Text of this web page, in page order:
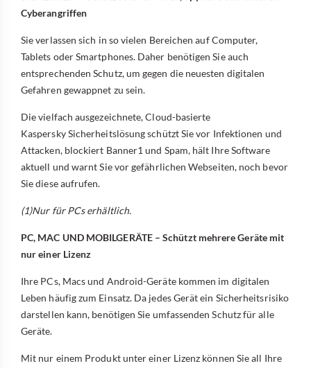
Cyberangriffen
Sie verlassen sich in so vielen Bereichen auf Computer,
Tablets oder Smartphones. Daher benötigen Sie auch
entsprechenden Schutz, um gegen die neuesten digitalen
Gefahren gewappnet zu sein.
Die vielfach ausgezeichnete, Cloud-basierte
Kaspersky Sicherheitslösung schützt Sie vor Infektionen und
Attacken, blockiert Banner1 und Spam, hält Ihre Software
aktuell und warnt Sie vor gefährlichen Webseiten, noch bevor
Sie diese aufrufen.
(1)Nur für PCs erhältlich.
PC, MAC UND MOBILGERÄTE – Schützt mehrere Geräte mit
nur einer Lizenz
Ihre PCs, Macs und Android-Geräte kommen im digitalen
Leben häufig zum Einsatz. Da jedes Gerät ein Sicherheitsrisiko
darstellen kann, benötigen Sie umfassenden Schutz für alle
Geräte.
Mit nur einem Produkt unter einer Lizenz können Sie all Ihre